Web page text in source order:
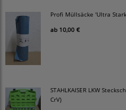
Profi Müllsäcke 'Ultra
ab 10,00 €
STAHLKAISER LKW
CrV)